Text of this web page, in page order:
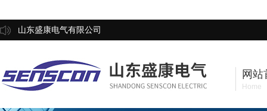
山东盛康电气有限公司
网站
Home